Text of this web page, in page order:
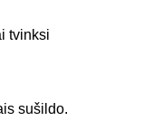
tvinksi
sušildo.